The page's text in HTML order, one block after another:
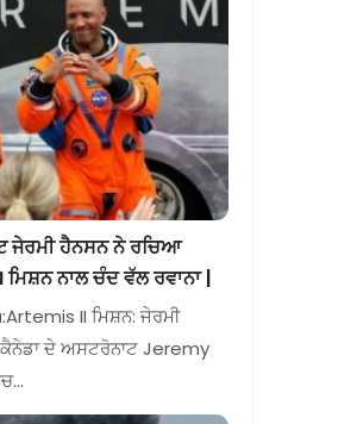
ਹੈਨਸਨ ਨੇ ਰਚਿਆ
ਨਾਲ ਚੰਦ ਵੱਲ ਰਵਾਨਾ |
II ਮਿਸ਼ਨ: ਜੇਰਮੀ
ਦੇ ਅਸਟਰੋਨਾਟ Jeremy